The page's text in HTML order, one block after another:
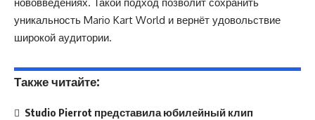
уникальность Mario Kart World и вернёт удовольствие
широкой аудитории.
Также читайте:
Studio Pierrot представила юбилейный клип